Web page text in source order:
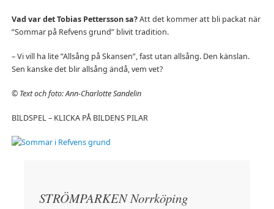
Vad var det Tobias Pettersson sa?Att det kommer att bli packat när
”Sommar på Refvens grund” blivit tradition.
– Vi vill ha lite ”Allsång på Skansen”, fast utan allsång. Den känslan.
Sen kanske det blir allsång ändå, vem vet?
© Text och foto: Ann-Charlotte Sandelin
BILDSPEL – KLICKA PÅ BILDENS PILAR
STRÖMPARKEN Norrköping